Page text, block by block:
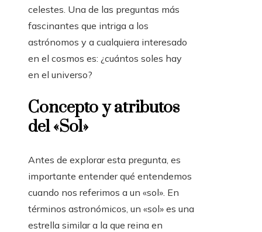
celestes. Una de las preguntas más
fascinantes que intriga a los
astrónomos y a cualquiera interesado
en el cosmos es: ¿cuántos soles hay
en el universo?
Concepto y atributos
del «Sol»
Antes de explorar esta pregunta, es
importante entender qué entendemos
cuando nos referimos a un «sol». En
términos astronómicos, un «sol» es una
estrella similar a la que reina en